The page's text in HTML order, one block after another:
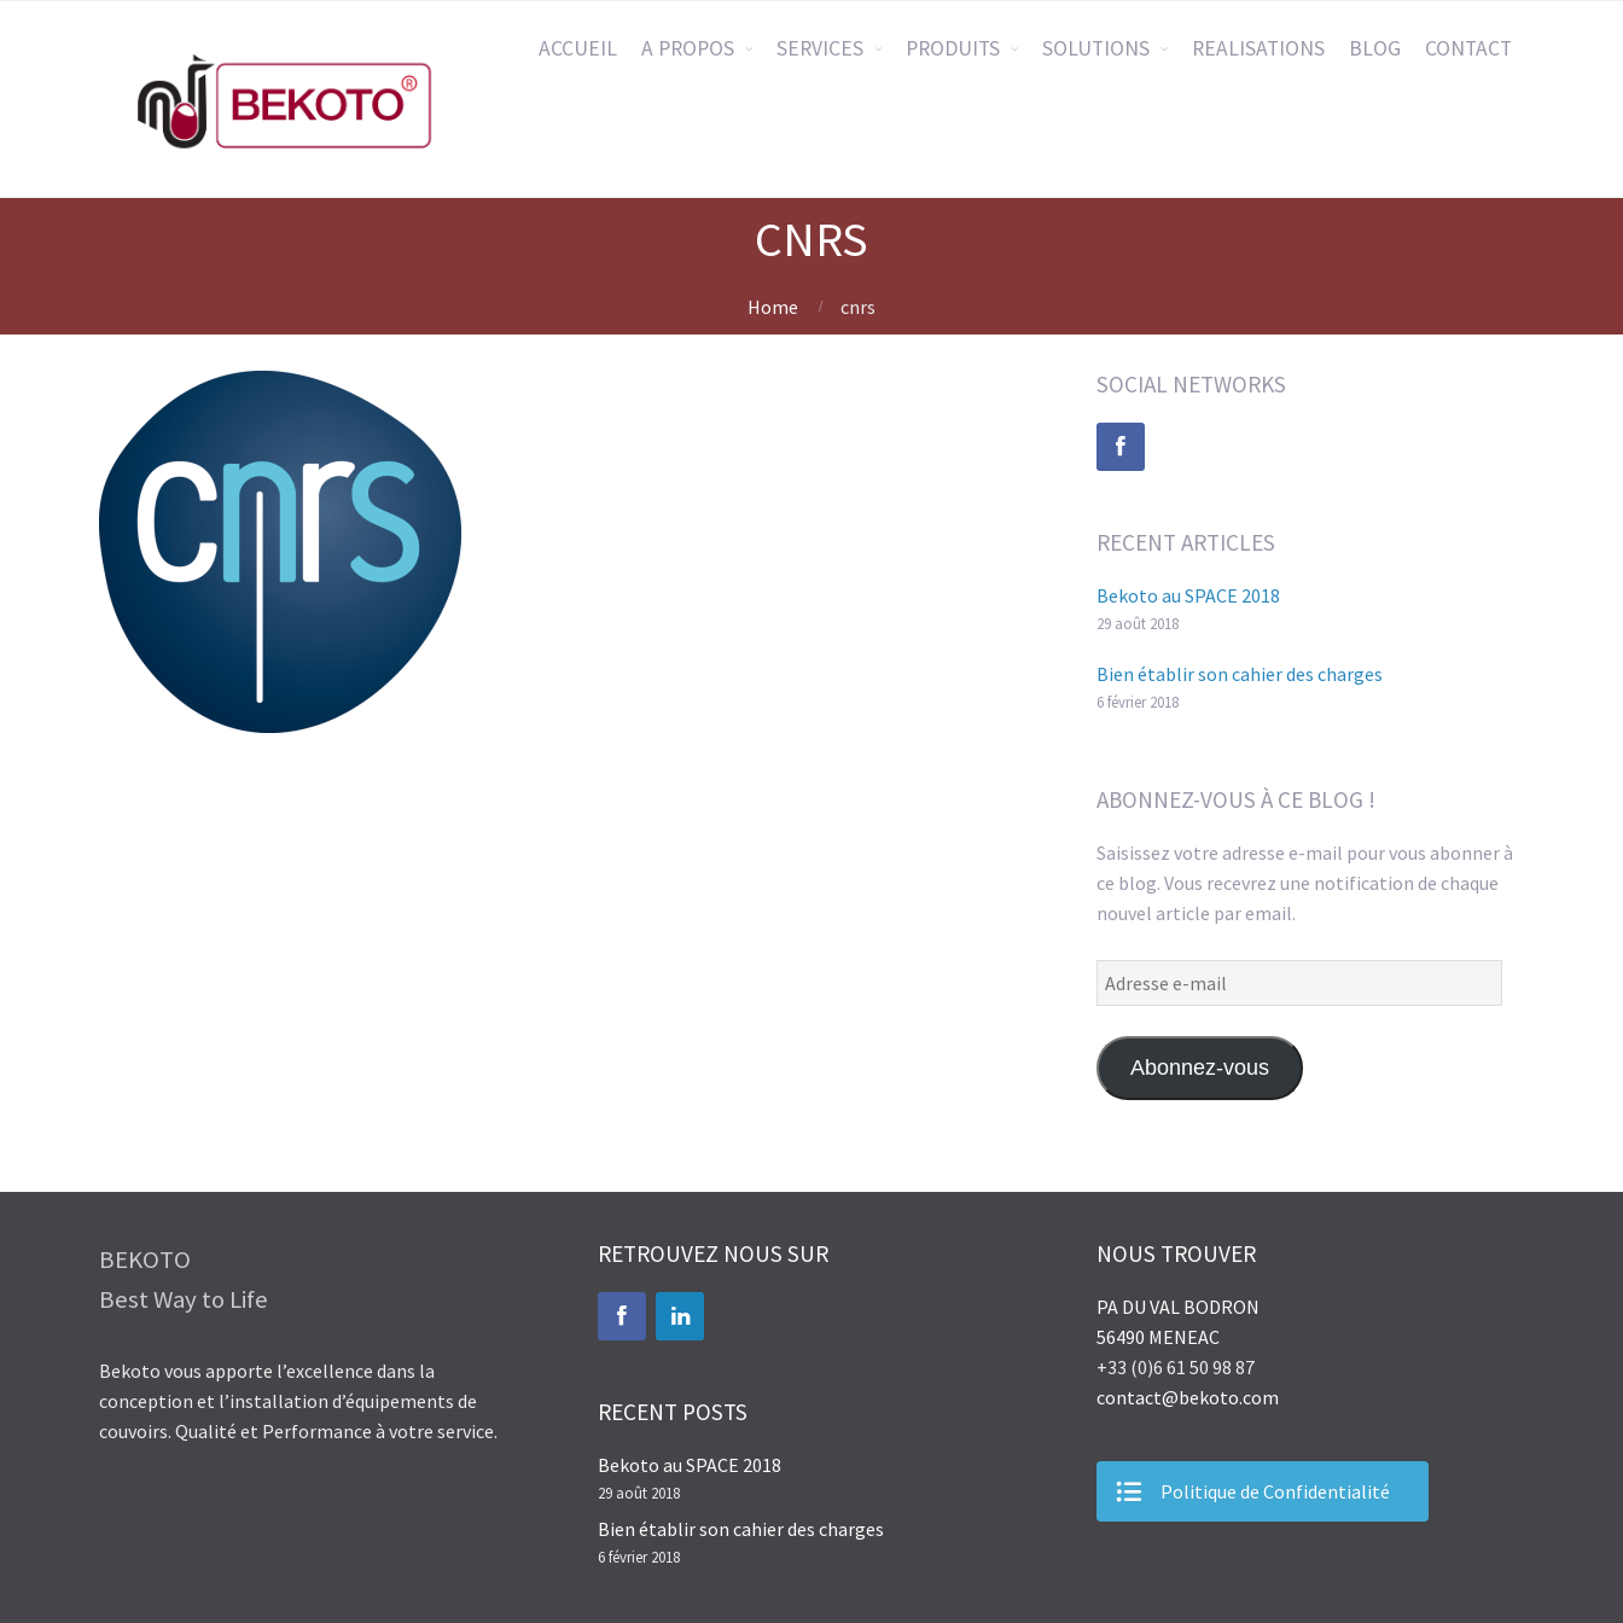
ACCUEIL A PROPOS SERVICES PRODUITS SOLUTIONS REALISATIONS BLOG CONTACT
CNRS
Home cnrs
SOCIAL NETWORKS
RECENT ARTICLES
Bekoto au SPACE 2018
29 août 2018
Bien établir son cahier des charges
6 février 2018
ABONNEZ-VOUS À CE BLOG !
Saisissez votre adresse e-mail pour vous abonner à
ce blog. Vous recevrez une notification de chaque
nouvel article par email.
Adresse
e-
mail
Abonnez-vous
BEKOTO
Best Way to Life
Bekoto vous apporte l’excellence dans la
conception et l’installation d’équipements de
couvoirs. Qualité et Performance à votre service.
RETROUVEZ NOUS SUR
RECENT POSTS
Bekoto au SPACE 2018
29 août 2018
Bien établir son cahier des charges
6 février 2018
NOUS TROUVER
PA DU VAL BODRON
56490 MENEAC
+33 (0)6 61 50 98 87
contact@bekoto.com
Politique de Confidentialité